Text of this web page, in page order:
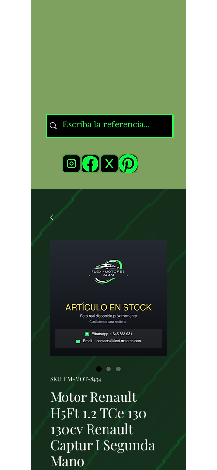
SKU: FM-MOT-8434
Motor Renault
H5Ft 1.2 TCe 130
130cv Renault
Captur I Segunda
Mano